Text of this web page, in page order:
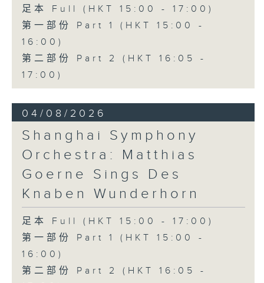
歌舒咏（考夫曼改编）
三首前奏曲（为四把大提琴而作） (8’)
罗西尼
《威廉．泰尔》序曲（为六把大提琴而作）
(10’)
加度（巴拉莱改编）
角野隼斗（张希文改编）
三首夜曲 (12’)
坂本龙一（Dani WEN改编）
植松伸夫（叶进杰改编）
香港演艺学院主办
2026年4月18日香港演艺学院区永熙音乐厅
录音
录音由香港演艺学院提供
足本 Full (HKT 15:00 - 17:00)
第一部份 Part 1 (HKT 15:00 -
16:00)
第二部份 Part 2 (HKT 16:05 -
17:00)
04/08/2026
Shanghai Symphony
Orchestra: Matthias
Goerne Sings Des
Knaben Wunderhorn
足本 Full (HKT 15:00 - 17:00)
第一部份 Part 1 (HKT 15:00 -
16:00)
第二部份 Part 2 (HKT 16:05 -